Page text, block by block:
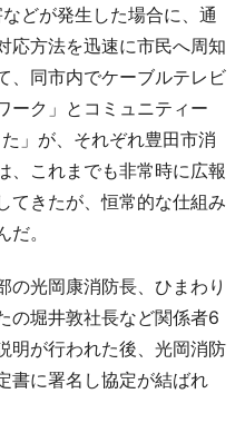
どが発生した場合に、通
応方法を迅速に市民へ周知
、同市内でケーブルテレビ
ーク」とコミュニティー
」が、それぞれ豊田市消
、これまでも非常時に広報
てきたが、恒常的な仕組み
。
光岡康消防長、ひまわり
の堀井敦社長など関係者6
明が行われた後、光岡消防
書に署名し協定が結ばれ